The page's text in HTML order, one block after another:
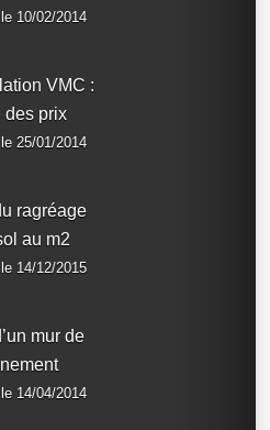
10/02/2014
VMC :
des prix
25/01/2014
ragréage
au m2
14/12/2015
mur de
14/04/2014